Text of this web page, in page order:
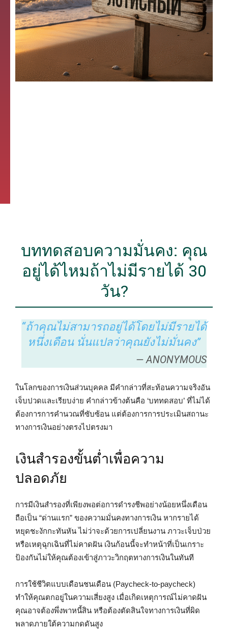
บททดสอบความมั่นคง: คุณ
อยู่ได้ไหมถ้าไม่มีรายได้ 30
วัน?
“ถ้าคุณไม่สามารถอยู่ได้โดยไม่มีรายได้
หนึ่งเดือน นั่นแปลว่าคุณยังไม่มั่นคง”
— ANONYMOUS
ในโลกของการเงินส่วนบุคคล มีคำกล่าวที่สะท้อนความจริงอัน
เจ็บปวดและเรียบง่าย คำกล่าวข้างต้นคือ ‘บททดสอบ’ ที่ไม่ได้
ต้องการการคำนวณที่ซับซ้อน แต่ต้องการการประเมินสถานะ
ทางการเงินอย่างตรงไปตรงมา
เงินสำรองขั้นต่ำเพื่อความ
ปลอดภัย
การมีเงินสำรองที่เพียงพอต่อการดำรงชีพอย่างน้อยหนึ่งเดือน
ถือเป็น “ด่านแรก” ของความมั่นคงทางการเงิน หากรายได้
หยุดชะงักกะทันหัน ไม่ว่าจะด้วยการเปลี่ยนงาน ภาวะเจ็บป่วย
หรือเหตุฉุกเฉินที่ไม่คาดฝัน เงินก้อนนี้จะทำหน้าที่เป็นเกราะ
ป้องกันไม่ให้คุณต้องเข้าสู่ภาวะวิกฤตทางการเงินในทันที
การใช้ชีวิตแบบเดือนชนเดือน (Paycheck-to-paycheck)
ทำให้คุณตกอยู่ในความเสี่ยงสูง เมื่อเกิดเหตุการณ์ไม่คาดฝัน
คุณอาจต้องพึ่งพาหนี้สิน หรือต้องตัดสินใจทางการเงินที่ผิด
พลาดภายใต้ความกดดันสูง